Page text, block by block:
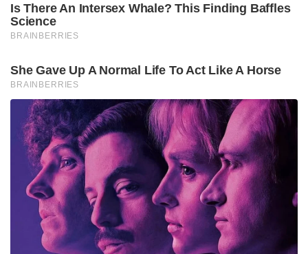
Is There An Intersex Whale? This Finding Baffles
Science
BRAINBERRIES
She Gave Up A Normal Life To Act Like A Horse
BRAINBERRIES